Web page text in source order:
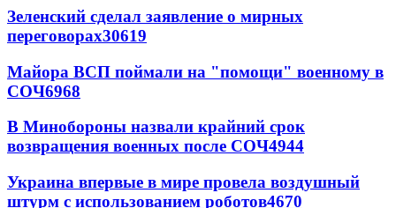
Зеленский сделал заявление о мирных
переговорах30619
Майора ВСП поймали на "помощи" военному в
СОЧ6968
В Минобороны назвали крайний срок
возвращения военных после СОЧ4944
Украина впервые в мире провела воздушный
штурм с использованием роботов4670